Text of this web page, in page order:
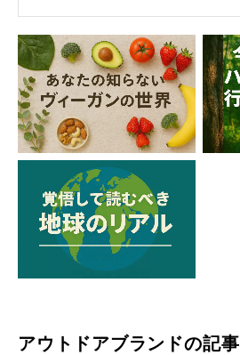
アウトドアブランドの記事